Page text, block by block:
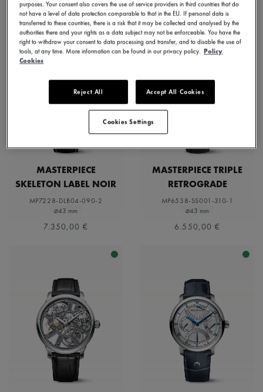
LIMITIERTE AUFLAGE
MASTERPIECE
SKELETON LABEL NOIR
MP7228-DLB04-090-2
⌀43 mm
7.350,00 €
MASTERPIECE TRIPLE
RETROGRADE
MP6538-SS001-310-1
⌀43 mm
6.550,00 €
purposes. Your consent also covers the use of service providers in third countries that do
not have a level of data protection comparable to that in the EU. If personal data is
transferred to these countries, there is a risk that it may be collected and analysed by the
authorities there and your rights as a data subject may not be enforceable. You have the
right to withdraw your consent to data processing and transfer, and to disable the use of
tools, at any time. More information can be found in our privacy policy. Policy
Cookies
Reject All Accept All Cookies
Cookies Settings